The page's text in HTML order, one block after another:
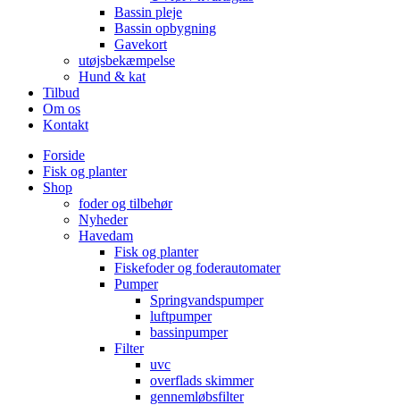
Bassin pleje
Bassin opbygning
Gavekort
utøjsbekæmpelse
Hund & kat
Tilbud
Om os
Kontakt
Forside
Fisk og planter
Shop
foder og tilbehør
Nyheder
Havedam
Fisk og planter
Fiskefoder og foderautomater
Pumper
Springvandspumper
luftpumper
bassinpumper
Filter
uvc
overflads skimmer
gennemløbsfilter